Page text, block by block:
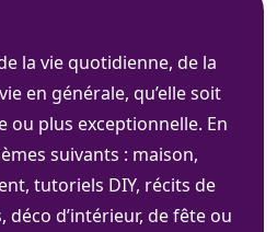
la vie quotidienne, de la
en générale, qu’elle soit
plus exceptionnelle. En
suivants : maison,
tutoriels DIY, récits de
déco d’intérieur, de fête ou